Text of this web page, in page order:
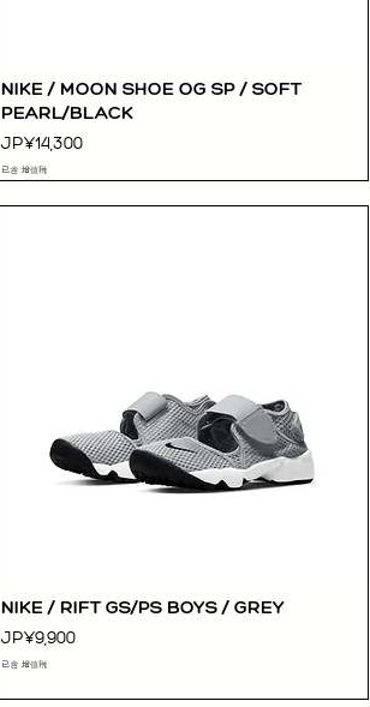
快速瀏覽
NIKE / MOON SHOE OG SP / SOFT
PEARL/BLACK
價格
JP¥14,300
已含 增值税
快速瀏覽
NIKE / RIFT GS/PS BOYS / GREY
價格
JP¥9,900
已含 增值税